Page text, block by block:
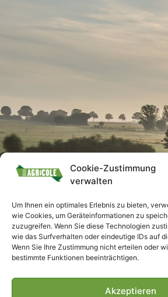
Cookie-Zustimmung
verwalten
Um Ihnen ein optimales Erlebnis zu bieten,
wie Cookies, um Geräteinformationen zu
zuzugreifen. Wenn Sie diese Technologien
wie das Surfverhalten oder eindeutige IDs auf
Wenn Sie Ihre Zustimmung nicht erteilen oder
bestimmte Funktionen beeinträchtigen.
Akzeptieren